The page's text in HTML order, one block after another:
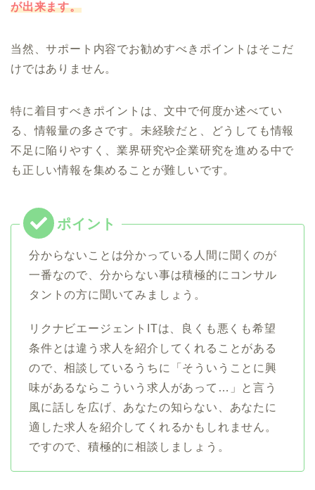
が出来ます。
当然、サポート内容でお勧めすべきポイントはそこだ
けではありません。
特に着目すべきポイントは、文中で何度か述べてい
る、情報量の多さです。未経験だと、どうしても情報
不足に陥りやすく、業界研究や企業研究を進める中で
も正しい情報を集めることが難しいです。
分からないことは分かっている人間に聞くのが
一番なので、分からない事は積極的にコンサル
タントの方に聞いてみましょう。
リクナビエージェントITは、良くも悪くも希望
条件とは違う求人を紹介してくれることがある
ので、相談しているうちに「そういうことに興
味があるならこういう求人があって…」と言う
風に話しを広げ、あなたの知らない、あなたに
適した求人を紹介してくれるかもしれません。
ですので、積極的に相談しましょう。